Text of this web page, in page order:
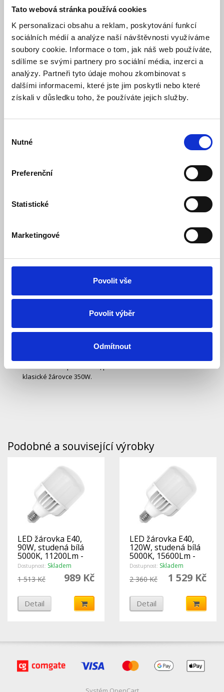
Tato webová stránka používá cookies
K personalizaci obsahu a reklam, poskytování funkcí
sociálních médií a analýze naší návštěvnosti využíváme
soubory cookie. Informace o tom, jak náš web používáte,
sdílíme se svými partnery pro sociální média, inzerci a
analýzy. Partneři tyto údaje mohou zkombinovat s
dalšími informacemi, které jste jim poskytli nebo které
získali v důsledku toho, že používáte jejich služby.
souhlasu
Nutné
Preferenční
Statistické
Marketingové
Povolit vše
Povolit výběr
Odmítnout
LED žárovka E40, 50W,
studená bílá 5000K, 4050Lm
- Ecolite
Model: LED50W-E40/5000 | Výrobce:ECOLITE
Produktové číslo: 745 / 003337
Doporučená koncová cena s DPH:
338,02 Kč
Dostupnost:
Skladem
Popis
úsporné LED žárovky s životností 50 000 hod. svítivost 4050
klasické žárovce 350W.
Podobné a související výrobky
LED žárovka E40,
90W, studená bílá
5000K, 11200Lm -
Ecolite
Dostupnost: Skladem
989 Kč
1 513 Kč
Detail
LED žárovka E40,
120W, studená bílá
5000K, 15600Lm -
Ecolite
Dostupnost: Skladem
1 529 Kč
2 360 Kč
Detail